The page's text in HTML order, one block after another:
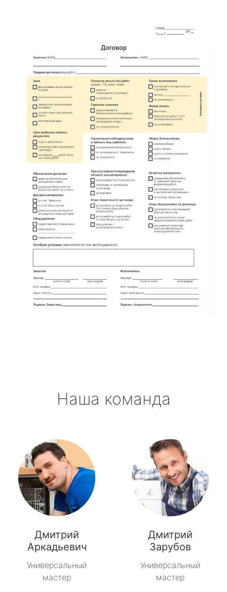
Наша команда
Дмитрий
Аркадьевич
Универсальный
мастер
Дмитрий
Зарубов
Универсальный
мастер